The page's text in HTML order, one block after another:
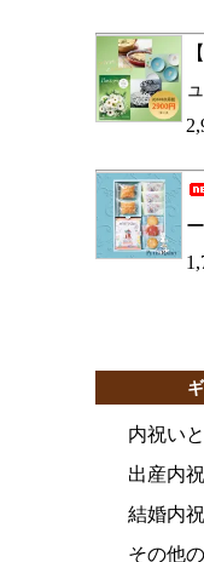
内祝い
出産内
結婚内
その他